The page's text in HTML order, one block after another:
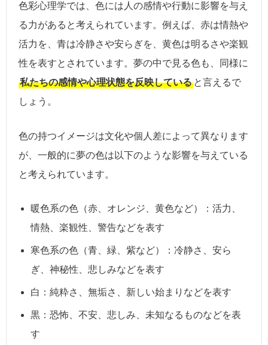
色彩心理学では、色には人の感情や行動に影響を与え
る力があると考えられています。例えば、赤は情熱や
活力を、青は冷静さや安らぎを、黄色は明るさや楽観
性を表すとされています。夢の中で見る色も、同様に
私たちの感情や心理状態を反映している と言えるで
しょう。
色の持つイメージは文化や個人差によって異なります
が、一般的に夢の色は以下のような影響を与えている
と考えられています。
暖色系の色（赤、オレンジ、黄色など）：活力、
情熱、楽観性、警告などを表す
寒色系の色（青、緑、紫など）：冷静さ、安ら
ぎ、神秘性、悲しみなどを表す
白：純粋さ、無垢さ、新しい始まりなどを表す
黒：恐怖、不安、悲しみ、未知なるものなどを表
す